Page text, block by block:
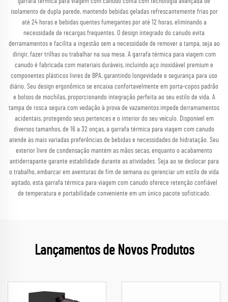
isolamento de dupla parede, mantendo bebidas geladas refrescantemente frias por
até 24 horas e bebidas quentes fumegantes por até 12 horas, eliminando a
necessidade de recargas frequentes. O design integrado do canudo evita
derramamentos e facilita a ingestão sem a necessidade de remover a tampa, seja ao
dirigir, fazer trilhas ou trabalhar na sua mesa. A garrafa térmica para viagem com
canudo é fabricada com materiais duráveis, incluindo aço inoxidável premium e
componentes plásticos livres de BPA, garantindo longevidade e segurança para uso
diário. Seu design ergonômico se encaixa confortavelmente em porta-copos padrão
e bolsos de mochilas, proporcionando integração perfeita ao seu estilo de vida. A
tampa de rosca segura com vedação à prova de vazamentos impede derramamentos
acidentais, protegendo seus pertences e o interior do seu veículo. Disponível em
diversos tamanhos, de 16 a 32 onças, a garrafa térmica para viagem com canudo
atende às mais variadas preferências de bebidas e necessidades de hidratação. Seu
exterior livre de condensação mantém as mãos secas, enquanto o acabamento
antiderrapante garante estabilidade durante as atividades. Seja ao se deslocar para
o trabalho, embarcar em aventuras de fim de semana ou gerenciar um estilo de vida
agitado, esta garrafa térmica para viagem com canudo oferece retenção confiável
de temperatura e portabilidade conveniente em um único pacote sofisticado.
Lançamentos de Novos Produtos